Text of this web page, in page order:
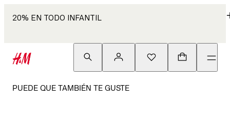
20% EN TODO INFANTIL
PUEDE QUE TAMBIÉN TE GUSTE